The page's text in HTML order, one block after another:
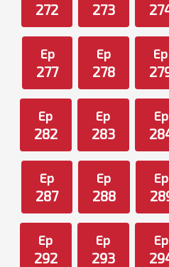
272 273
Ep
277
Ep
278
Ep
Ep
282
Ep
283
Ep
Ep
287
Ep
288
Ep
Ep
292
Ep
293
Ep